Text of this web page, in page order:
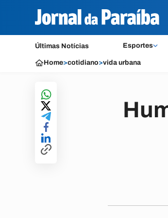
Últimas Notícias Esportes
Home>cotidiano>vida urbana